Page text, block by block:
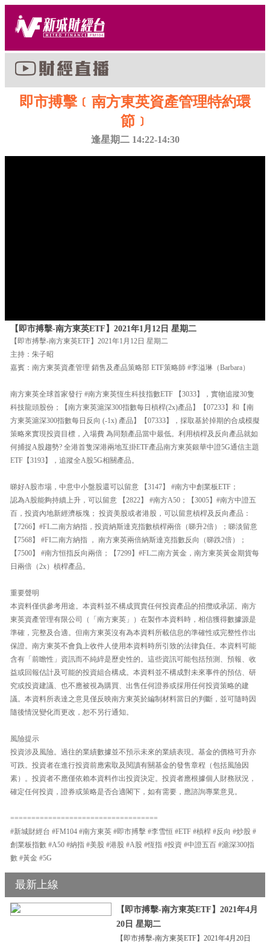
即市搏擊﹝南方東英資產管理特約環
節﹞
逢星期二 14:22-14:30
【即市搏擊-南方東英ETF】2021年1月12日 星期二
【即市搏擊-南方東英ETF】2021年1月12日 星期二
主持：朱子昭
嘉賓：南方東英資產管理 銷售及產品策略部 ETF策略師 #李溢琳（Barbara）
南方東英全球首家發行 #南方東英恆生科技指數ETF 【3033】，實物追蹤30隻
科技龍頭股份；【南方東英滬深300指數每日槓桿(2x)產品】【07233】和【南
方東英滬深300指數每日反向 (-1x) 產品】【07333】，採取基於掉期的合成模擬
策略來實現投資目標，入場費 為同類產品當中最低。利用槓桿及反向產品就如
何捕捉A股趨勢? 全港首隻深港兩地互掛ETF產品南方東英銀華中證5G通信主題
ETF【3193】，追蹤全A股5G相關產品。
睇好A股市場，中意中小盤股還可以留意 【3147】 #南方中創業板ETF；
認為A股能夠持續上升，可以留意 【2822】 #南方A50；【3005】#南方中證五
百，投資內地新經濟板塊； 投資美股或者港股，可以留意槓桿及反向產品：
【7266】#FL二南方納指，投資納斯達克指數槓桿兩倍（睇升2倍）；睇淡留意
【7568】 #FI二南方納指 ， 南方東英兩倍納斯達克指數反向（睇跌2倍）；
【7500】 #南方恒指反向兩倍；【7299】#FL二南方黃金，南方東英黃金期貨每
日兩倍（2x）槓桿產品。
重要聲明
本資料僅供參考用途。本資料並不構成買賣任何投資產品的招攬或承諾。南方
東英資產管理有限公司（「南方東英」）在製作本資料時，相信獲得數據源是
準確，完整及合適。但南方東英沒有為本資料所載信息的準確性或完整性作出
保證。南方東英不會負上收件人使用本資料時所引致的法律負任。本資料可能
含有「前瞻性」資訊而不純綷是歷史性的。這些資訊可能包括預測、預報、收
益或回報估計及可能的投資組合構成。本資料並不構成對未來事件的預估、研
究或投資建議、也不應被視為購買、出售任何證券或採用任何投資策略的建
議。本資料所表達之意見僅反映南方東英於編制材料當日的判斷，並可隨時因
隨後情況變化而更改，恕不另行通知。
風險提示
投資涉及風險。過往的業績數據並不預示未來的業績表現。基金的價格可升亦
可跌。投資者在進行投資前應索取及閱讀有關基金的發售章程（包括風險因
素）。投資者不應僅依賴本資料作出投資決定。投資者應根據個人財務狀況，
確定任何投資，證券或策略是否合適閣下，如有需要，應諮詢專業意見。
===================================
#新城財經台 #FM104 #南方東英 #即市搏擊 #李雪恒 #ETF #槓桿 #反向 #炒股 #
創業板指數 #A50 #納指 #美股 #港股 #A股 #恆指 #投資 #中證五百 #滬深300指
數 #黃金 #5G
最新上線
【即市搏擊-南方東英ETF】2021年4月
20日 星期二
【即市搏擊-南方東英ETF】2021年4月20日